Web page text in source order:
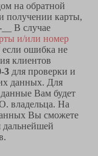
на обратной
получении карты,
В случае
и/или номер
если ошибка не
клиентов
3 для проверки и
данных. Для
Вам будет
владельца. На
Вы сможете
дальнейшей